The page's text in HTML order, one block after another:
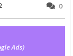
0
Ads)